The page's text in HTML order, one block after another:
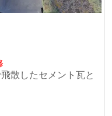
散したセメント瓦と